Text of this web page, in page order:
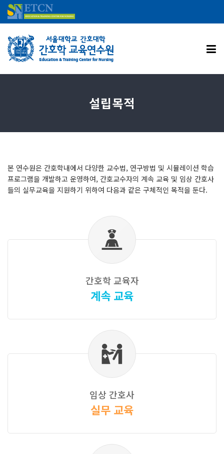
설립목적
본 연수원은 간호학내에서 다양한 교수법, 연구방법 및 시뮬레이션 학습
프로그램을 개발하고 운영하여, 간호교수자의 계속 교육 및 임상 간호사
들의 실무교육을 지원하기 위하여 다음과 같은 구체적인 목적을 둔다.
간호학 교육자
계속 교육
임상 간호사
실무 교육